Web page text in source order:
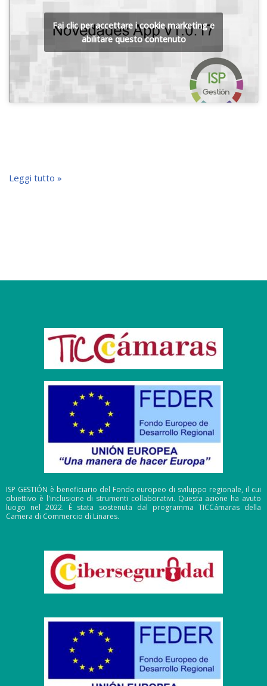
Fai clic per accettare i cookie marketing e
abilitare questo contenuto
Leggi tutto »
ISP GESTIÓN è beneficiario del Fondo europeo di sviluppo regionale, il cui
obiettivo è l'inclusione di strumenti collaborativi. Questa azione ha avuto
luogo nel 2022. È stata sostenuta dal programma TICCámaras della
Camera di Commercio di Linares.